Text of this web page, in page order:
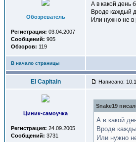
Обозреватель
Регистрация: 03.04.2007
Сообщений: 905
Обзоров: 119
А в какой день
Вроде каждый
Или нужно не в
В начало страницы
El Capitain Написано:
Циник-самоучка
Регистрация: 24.09.2005
Сообщений: 3731
Snake19
А в какой
Вроде
Или нужно